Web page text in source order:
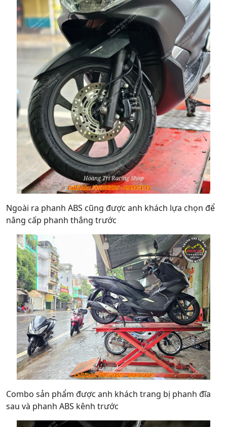
Ngoài ra phanh ABS cũng được anh khách lựa chọn để
nâng cấp phanh thắng trước
Combo sản phẩm được anh khách trang bị phanh đĩa
sau và phanh ABS kênh trước